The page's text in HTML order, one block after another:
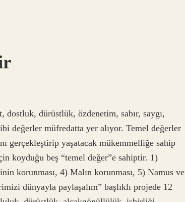
dostluk, dürüstlük, özdenetim, sabır, saygı,
değerler müfredatta yer alıyor. Temel değerler
gerçekleştirip yaşatacak mükemmelliğe sahip
koyduğu beş “temel değer”e sahiptir. 1)
korunması, 4) Malın korunması, 5) Namus ve
dünyayla paylaşalım” başlıklı projede 12